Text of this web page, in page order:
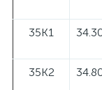
35К1
35К2